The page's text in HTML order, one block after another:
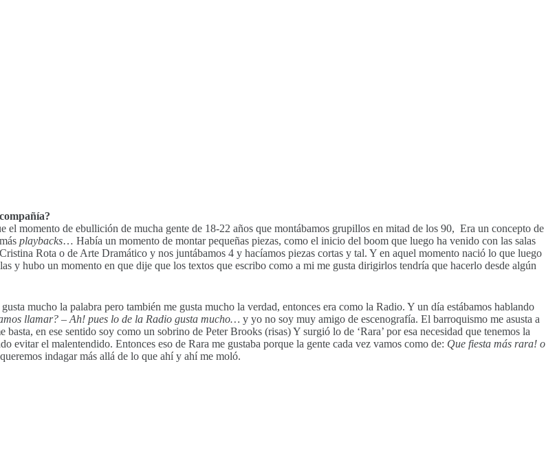
el momento de ebullición de mucha gente de 18-22 años que montábamos grupillos en mitad de los 90, Era un concepto de
playbacks… Había un momento de montar pequeñas piezas, como el inicio del boom que luego ha venido con las salas
Rota o de Arte Dramático y nos juntábamos 4 y hacíamos piezas cortas y tal. Y en aquel momento nació lo que luego
y hubo un momento en que dije que los textos que escribo como a mi me gusta dirigirlos tendría que hacerlo desde algún
mucho la palabra pero también me gusta mucho la verdad, entonces era como la Radio. Y un día estábamos hablando
llamar? – Ah! pues lo de la Radio gusta mucho… y yo no soy muy amigo de escenografía. El barroquismo me asusta a
en ese sentido soy como un sobrino de Peter Brooks (risas) Y surgió lo de ‘Rara’ por esa necesidad que tenemos la
evitar el malentendido. Entonces eso de Rara me gustaba porque la gente cada vez vamos como de: Que fiesta más rara! o
indagar más allá de lo que ahí y ahí me moló.